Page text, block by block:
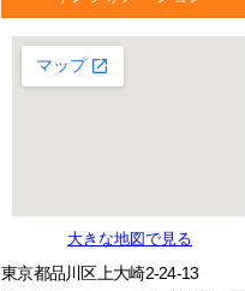
大きな地図で見る
東京都品川区上大崎2-24-13